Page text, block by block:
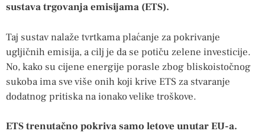
sustava trgovanja emisijama (ETS).
Taj sustav nalaže tvrtkama plaćanje za pokrivanje
ugljičnih emisija, a cilj je da se potiču zelene investicije.
No, kako su cijene energije porasle zbog bliskoistočnog
sukoba ima sve više onih koji krive ETS za stvaranje
dodatnog pritiska na ionako velike troškove.
ETS trenutačno pokriva samo letove unutar EU-a.